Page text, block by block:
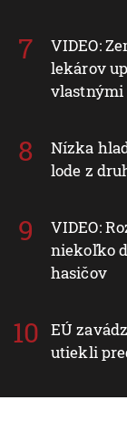
VIDEO:
lekárov
vlastnými
Nízka
lode z
VIDEO:
niekoľko
hasičov
EÚ
utiekli